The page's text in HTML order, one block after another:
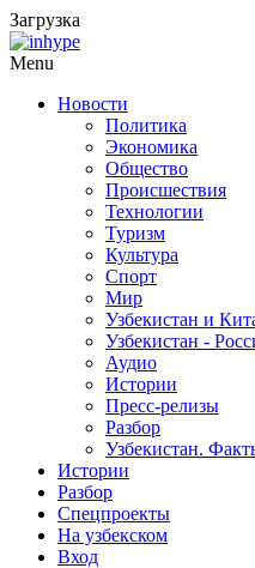
Загрузка
Menu
Новости
Политика
Экономика
Общество
Происшествия
Технологии
Туризм
Культура
Спорт
Мир
Узбекистан и
Узбекистан -
Аудио
Истории
Пресс-релизы
Разбор
Узбекистан.
Истории
Разбор
Спецпроекты
На узбекском
Вход